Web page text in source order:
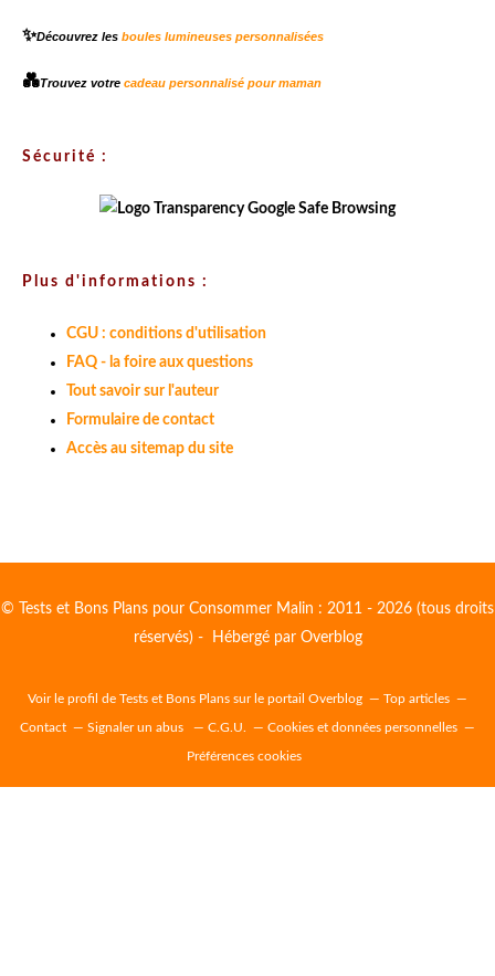
✨Découvrez les boules lumineuses personnalisées
💑Trouvez votre cadeau personnalisé pour maman
Sécurité :
Plus d'informations :
CGU : conditions d'utilisation
FAQ - la foire aux questions
Tout savoir sur l'auteur
Formulaire de contact
Accès au sitemap du site
© Tests et Bons Plans pour Consommer Malin : 2011 - 2026 (tous droits
réservés) - Hébergé par Overblog
Voir le profil de Tests et Bons Plans sur le portail Overblog Top articles
Contact Signaler un abus C.G.U. Cookies et données personnelles
Préférences cookies